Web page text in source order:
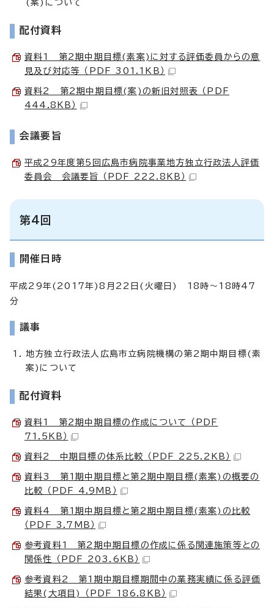
(案)について
配付資料
資料1 第2期中期目標(素案)に対する評価委員からの意
見及び対応等 （PDF 301.1KB）
資料2 第2期中期目標(案)の新旧対照表 （PDF
444.8KB）
会議要旨
平成29年度第5回広島市病院事業地方独立行政法人評価
委員会 会議要旨 （PDF 222.8KB）
第4回
開催日時
平成29年(2017年)8月22日(火曜日) 18時～18時47
分
議事
地方独立行政法人広島市立病院機構の第2期中期目標(素
案)について
配付資料
資料1 第2期中期目標の作成について （PDF
71.5KB）
資料2 中期目標の体系比較 （PDF 225.2KB）
資料3 第1期中期目標と第2期中期目標(素案)の概要の
比較 （PDF 4.9MB）
資料4 第1期中期目標と第2期中期目標(素案)の比較
（PDF 3.7MB）
参考資料1 第2期中期目標の作成に係る関連施策等との
関係性 （PDF 203.6KB）
参考資料2 第1期中期目標期間中の業務実績に係る評価
結果(大項目) （PDF 186.8KB）